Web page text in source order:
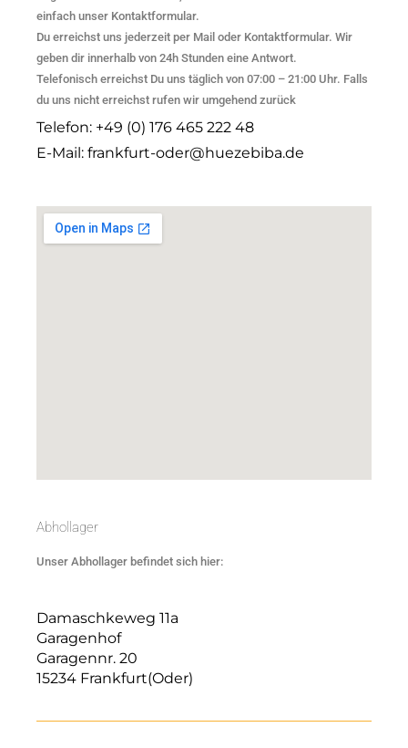
einfach unser Kontaktformular.
Du erreichst uns jederzeit per Mail oder Kontaktformular. Wir
geben dir innerhalb von 24h Stunden eine Antwort.
Telefonisch erreichst Du uns täglich von 07:00 – 21:00 Uhr. Falls
du uns nicht erreichst rufen wir umgehend zurück
Telefon: +49 (0) 176 465 222 48
E-Mail: frankfurt-oder@huezebiba.de
Abhollager
Unser Abhollager befindet sich hier:
Damaschkeweg 11a
Garagenhof
Garagennr. 20
15234 Frankfurt(Oder)